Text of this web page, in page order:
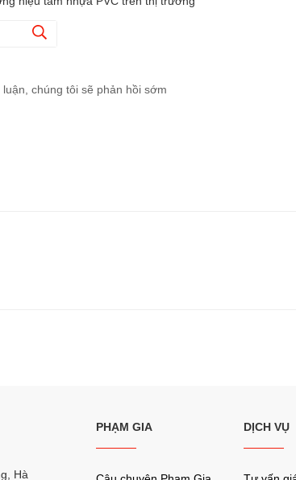
chúng tôi sẽ phản hồi sớm
Hà
PHẠM GIA DỊCH VỤ